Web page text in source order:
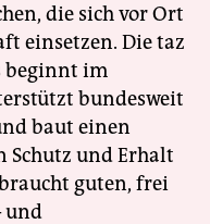
die sich vor Ort
einsetzen. Die taz
beginnt im
bundesweit
baut einen
Schutz und Erhalt
guten, frei
und